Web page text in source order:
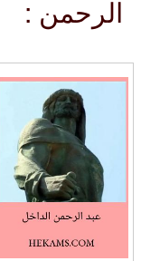
الرحمن :